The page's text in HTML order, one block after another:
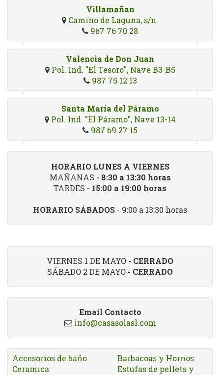
Villamañan
Camino de Laguna, s/n.
987 76 70 28
Valencia de Don Juan
Pol. Ind. "El Tesoro", Nave B3-B5
987 75 12 13
Santa María del Páramo
Pol. Ind. "El Páramo", Nave 13-14
987 69 27 15
HORARIO LUNES A VIERNES
MAÑANAS - 8:30 a 13:30 horas
TARDES - 15:00 a 19:00 horas
HORARIO SÁBADOS - 9:00 a 13:30 horas
VIERNES 1 DE MAYO - CERRADO
SÁBADO 2 DE MAYO - CERRADO
Email Contacto
info@casasolasl.com
Accesorios de baño
Barbacoas y Hornos
Ceramica
Estufas de pellets y